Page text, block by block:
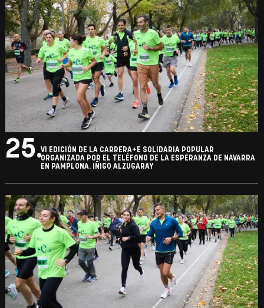
25.VI EDICIÓN DE LA CARRERA+E SOLIDARIA POPULAR
ORGANIZADA POR EL TELÉFONO DE LA ESPERANZA DE NAVARRA
EN PAMPLONA. IÑIGO ALZUGARAY